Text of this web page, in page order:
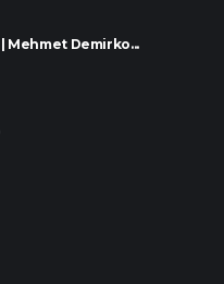
Mehmet Demirko...